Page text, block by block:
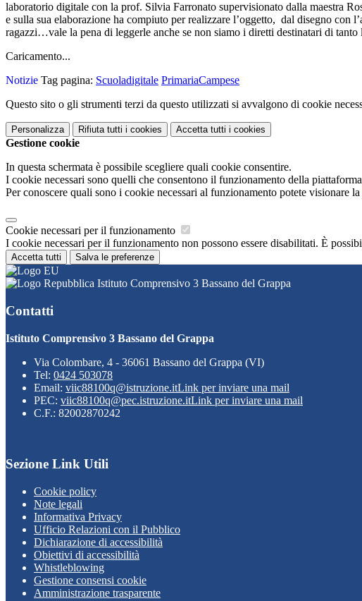
laboratorio digitale con la prof. Silvia Farronato supervisionato dalla maestra
e sulla sua elaborazione ha compiuto per realizzare l’oggetto, dal disegno con
ragazzi…vale la pena di leggerle anche se non siamo i diretti destinatari di
Caricamento...
Notizie Tag pagina: Scuoladigitale PrimariaCampese
Questo sito o gli strumenti terzi da questo utilizzati si avvalgono di cookie
Personalizza Rifiuta tutti i cookies Accetta tutti i cookies
Gestione cookie
In questa schermata è possibile scegliere quali cookie consentire.
I cookie necessari sono quelli che consentono il funzionamento della
Per conoscere quali sono i cookie necessari al funzionamento potete visionare la
Cookie necessari per il funzionamento
I cookie necessari per il funzionamento non possono essere disabilitati. È
Accetta tutti Salva le preferenze
Istituto Comprensivo 3 Bassano del Grappa
Contatti
Istituto Comprensivo 3 Bassano del Grappa
Via Colombare, 4 - 36061 Bassano del Grappa (VI)
Tel: 0424 503078
Email: viic88100q@istruzione.itLink per inviare una mail
PEC: viic88100q@pec.istruzione.itLink per inviare una mail
C.F.: 82002870242
Sezione Link Utili
Cookie policy
Note legali
Informativa Privacy
Ufficio Relazioni con il Pubblico
Dichiarazione di accessibilità
Obiettivi di accessibilità
Whistleblowing
Gestione consensi cookie
Amministrazione trasparente